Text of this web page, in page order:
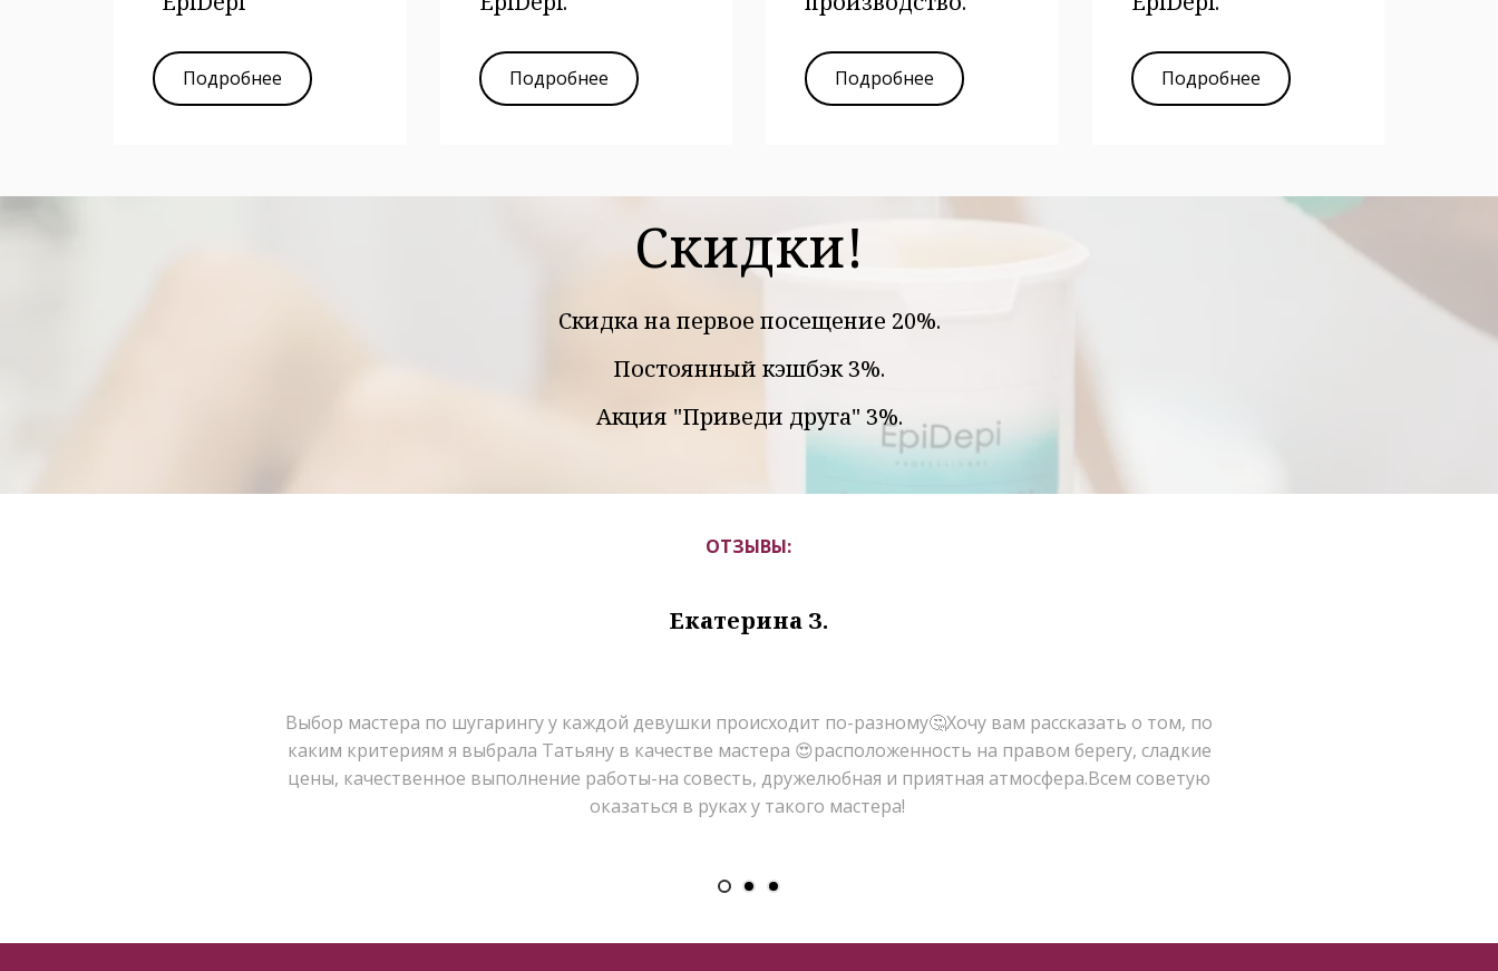
Подробнее Подробнее Подробнее Подробнее
Скидки!
Скидка на первое посещение 20%.
Постоянный кэшбэк 3%.
Акция "Приведи друга" 3%.
ОТЗЫВЫ:
Екатерина З.
Выбор мастера по шугарингу у каждой девушки происходит по-разному🤔Хочу вам рассказать о том, по
каким критериям я выбрала Татьяну в качестве мастера 😍расположенность на правом берегу, сладкие
цены, качественное выполнение работы-на совесть, дружелюбная и приятная атмосфера.Всем советую
оказаться в руках у такого мастера!